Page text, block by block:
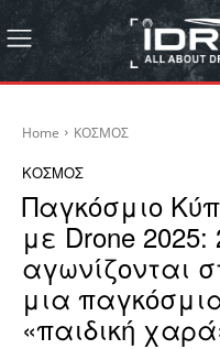
Home ΚΟΣΜΟΣ
ΚΟΣΜΟΣ
Παγκόσμιο
με Drone
αγωνίζονται
μια
«παιδική